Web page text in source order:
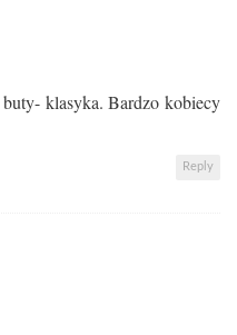
klasyka. Bardzo kobiecy
Reply